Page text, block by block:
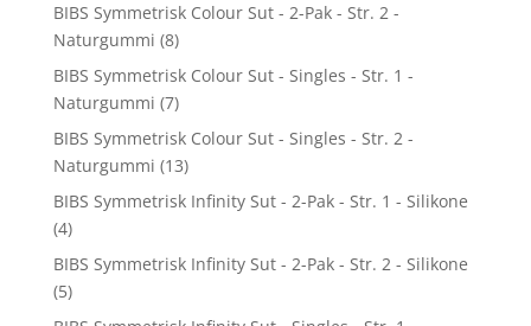
BIBS Symmetrisk Colour Sut - 2-Pak - Str. 2 -
Naturgummi (8)
BIBS Symmetrisk Colour Sut - Singles - Str. 1 -
Naturgummi (7)
BIBS Symmetrisk Colour Sut - Singles - Str. 2 -
Naturgummi (13)
BIBS Symmetrisk Infinity Sut - 2-Pak - Str. 1 - Silikone
(4)
BIBS Symmetrisk Infinity Sut - 2-Pak - Str. 2 - Silikone
(5)